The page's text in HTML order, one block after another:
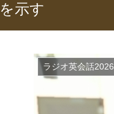
を示す
ラジオ英会話2026